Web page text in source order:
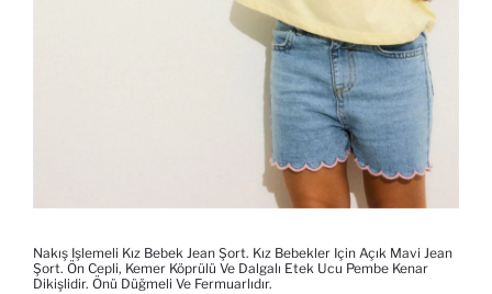
Nakış Işlemeli Kız Bebek Jean Şort. Kız Bebekler Için Açık Mavi Jean
Şort. Ön Cepli, Kemer Köprülü Ve Dalgalı Etek Ucu Pembe Kenar
Dikişlidir. Önü Düğmeli Ve Fermuarlıdır.